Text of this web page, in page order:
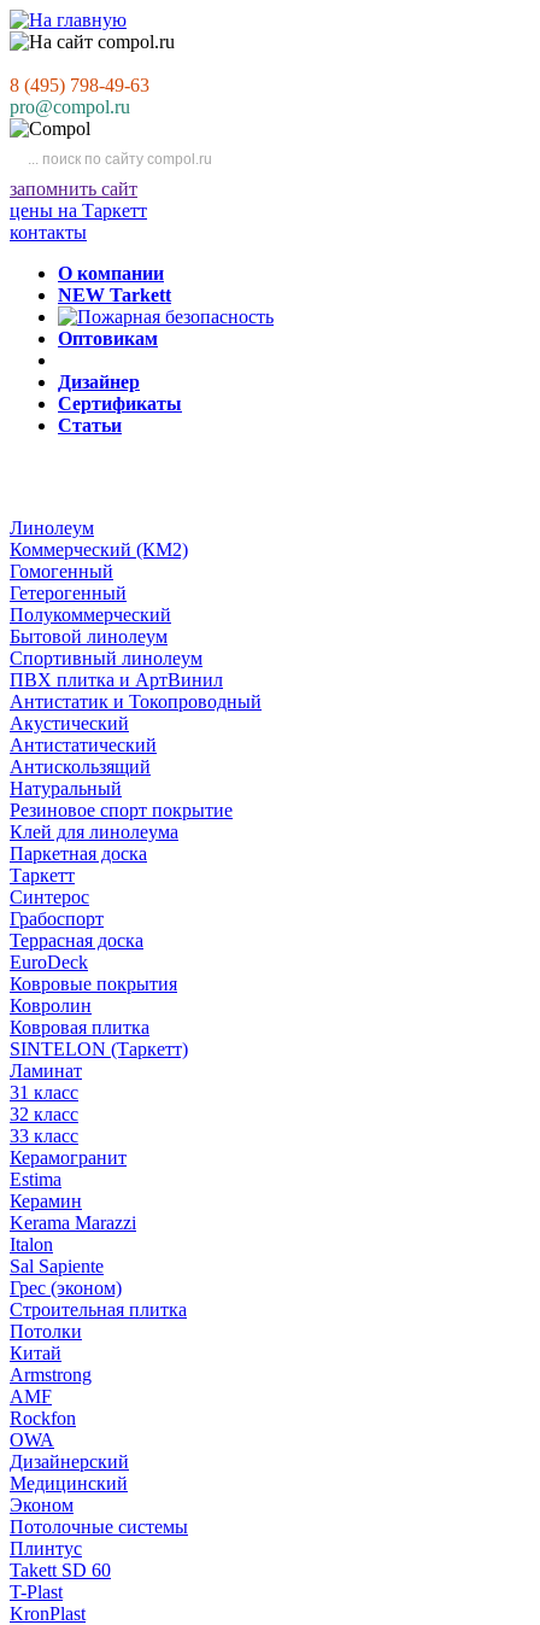
8 (495) 798-49-63
pro@compol.ru
запомнить сайт
цены на Таркетт
контакты
О компании
NEW Tarkett
Оптовикам
Дизайнер
Сертификаты
Статьи
Линолеум
Коммерческий (КМ2)
Гомогенный
Гетерогенный
Полукоммерческий
Бытовой линолеум
Спортивный линолеум
ПВХ плитка и АртВинил
Антистатик и Токопроводный
Акустический
Антистатический
Антискользящий
Натуральный
Резиновое спорт покрытие
Клей для линолеума
Паркетная доска
Таркетт
Синтерос
Грабоспорт
Террасная доска
EuroDeck
Ковровые покрытия
Ковролин
Ковровая плитка
SINTELON (Таркетт)
Ламинат
31 класс
32 класс
33 класс
Керамогранит
Estima
Керамин
Kerama Marazzi
Italon
Sal Sapiente
Грес (эконом)
Строительная плитка
Потолки
Китай
Armstrong
AMF
Rockfon
OWA
Дизайнерский
Медицинский
Эконом
Потолочные системы
Плинтус
Takett SD 60
T-Plast
KronPlast